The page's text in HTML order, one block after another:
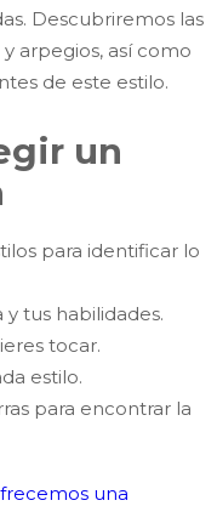
Descubriremos las
arpegios, así como
de este estilo.
un
para identificar lo
tus habilidades.
tocar.
estilo.
para encontrar la
una